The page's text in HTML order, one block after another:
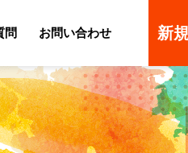
問
お問い合わせ 新